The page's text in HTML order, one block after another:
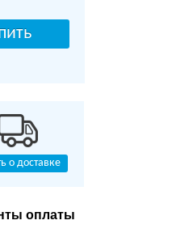
о доставке
оплаты